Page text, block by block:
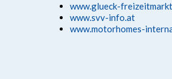
www.glueck-
www.svv-info.at
www.motorhomes-